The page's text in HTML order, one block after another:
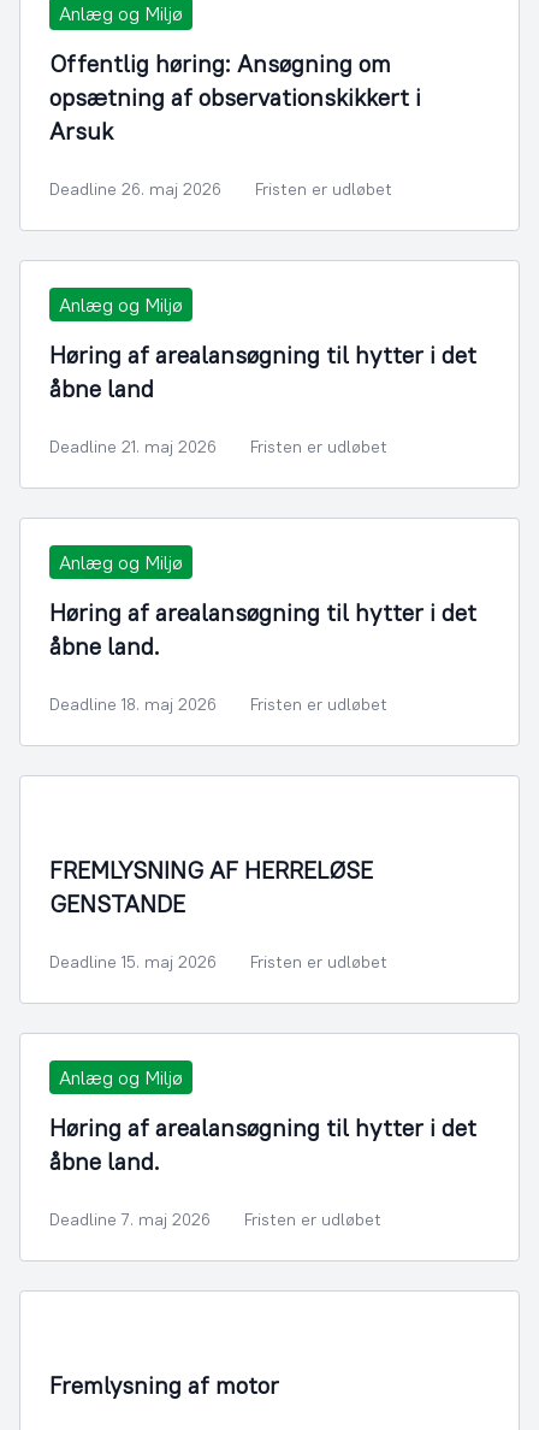
Anlæg og Miljø
Offentlig høring: Ansøgning om
opsætning af observationskikkert i
Arsuk
Deadline 26. maj 2026 Fristen er udløbet
Anlæg og Miljø
Høring af arealansøgning til hytter i det
åbne land
Deadline 21. maj 2026 Fristen er udløbet
Anlæg og Miljø
Høring af arealansøgning til hytter i det
åbne land.
Deadline 18. maj 2026 Fristen er udløbet
FREMLYSNING AF HERRELØSE
GENSTANDE
Deadline 15. maj 2026 Fristen er udløbet
Anlæg og Miljø
Høring af arealansøgning til hytter i det
åbne land.
Deadline 7. maj 2026 Fristen er udløbet
Fremlysning af motor